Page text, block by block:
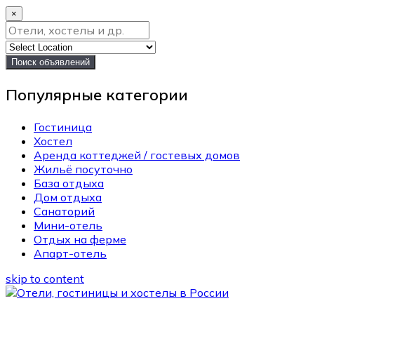
×
Поиск объявлений
Популярные категории
Гостиница
Хостел
Аренда коттеджей / гостевых домов
Жильё посуточно
База отдыха
Дом отдыха
Санаторий
Мини-отель
Отдых на ферме
Апарт-отель
skip to content